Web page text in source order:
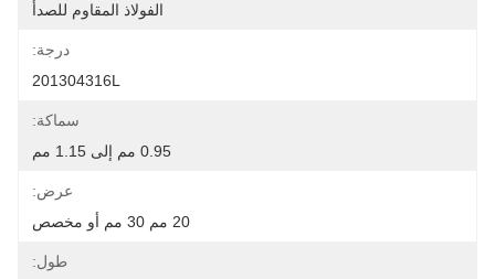
الفولاذ المقاوم للصدأ
درجة:
201304316L
سماكة:
0.95 مم إلى 1.15 مم
عرض:
20 مم 30 مم أو مخصص
طول: